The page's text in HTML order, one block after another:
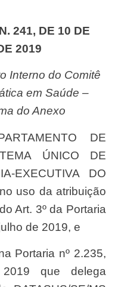
2019
em Saúde –
do Anexo
ÚNICO DE
EXECUTIVA DO
uso da atribuição
Art. 3º da Portaria
de 2019, e
que delega